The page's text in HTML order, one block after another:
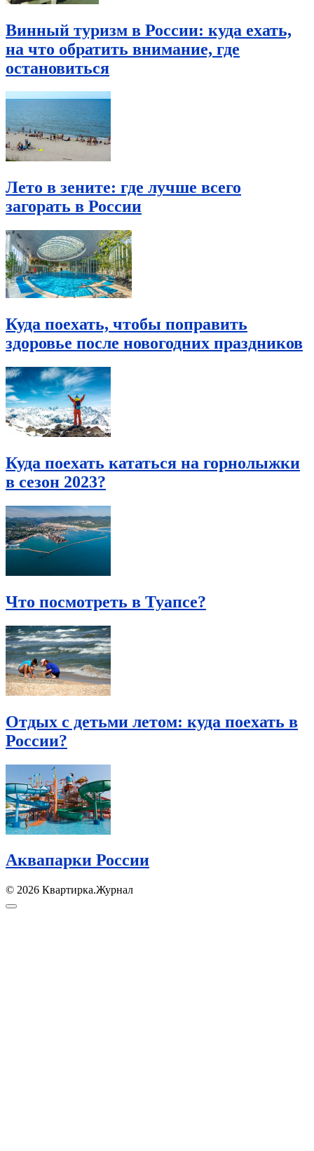
Винный туризм в России: куда ехать,
на что обратить внимание, где
остановиться
Лето в зените: где лучше всего
загорать в России
Куда поехать, чтобы поправить
здоровье после новогодних праздников
Куда поехать кататься на горнолыжки
в сезон 2023?
Что посмотреть в Туапсе?
Отдых с детьми летом: куда поехать в
России?
Аквапарки России
© 2026 Квартирка.Журнал